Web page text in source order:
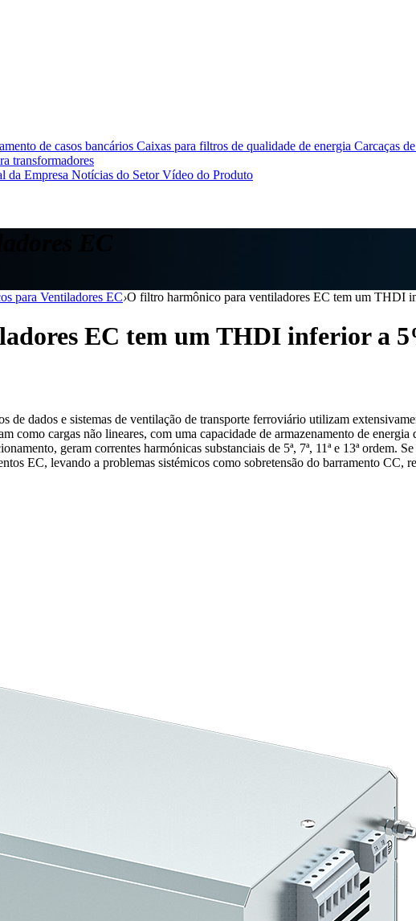
de casos bancários Caixas para filtros de qualidade de energia Carcaças
transformadores
da Empresa Notícias do Setor Vídeo do Produto
para Ventiladores EC›O filtro harmônico para ventiladores EC tem um THDI
EC tem um THDI inferior a
dados e sistemas de ventilação de transporte ferroviário utilizam
como cargas não lineares, com uma capacidade de armazenamento de
geram correntes harmónicas substanciais de 5ª, 7ª, 11ª e 13ª ordem.
EC, levando a problemas sistémicos como sobretensão do barramento CC,